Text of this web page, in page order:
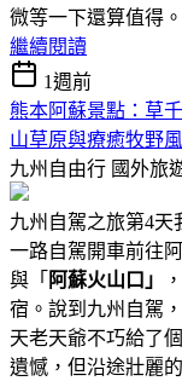
微等一下還算值得。
繼續閱讀
1週前
熊本阿蘇景點：草
山草原與療癒牧野風
九州自由行 國外旅
九州自駕之旅第4天
一路自駕開車前往
與「 阿蘇火山口」
宿。說到九州自駕
天老天爺不巧給了
遺憾，但沿途壯麗